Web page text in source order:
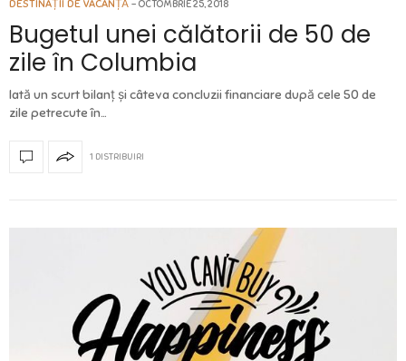
DESTINAȚII DE VACANȚĂ OCTOMBRIE 25, 2018
Bugetul unei călătorii de 50 de
zile în Columbia
Iată un scurt bilanț și câteva concluzii financiare după cele 50 de
zile petrecute în…
1 DISTRIBUIRI